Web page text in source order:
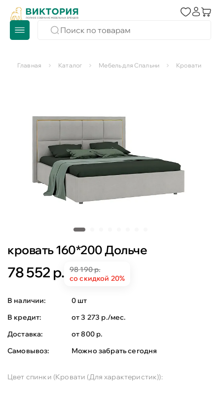
Главная Каталог Мебель для Спальни Кровати
кровать 160*200 Дольче
78 552 р.
98 190 р.
со скидкой 20%
В наличии:
0 шт
В кредит:
от 3 273 р./мес.
Доставка:
от 800 р.
Самовывоз:
Можно забрать сегодня
Цвет спинки (Кровати (Для характеристик)):